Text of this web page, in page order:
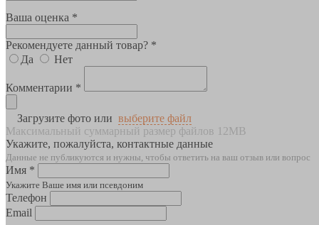
Ваша оценка *
Рекомендуете данный товар? *
Да
Нет
Комментарии *
Загрузите фото или выберите файл
Максимальный суммарный размер файлов 12MB
Укажите, пожалуйста, контактные данные
Данные не публикуются и нужны, чтобы ответить на ваш отзыв или вопрос
Имя *
Укажите Ваше имя или псевдоним
Телефон
Email